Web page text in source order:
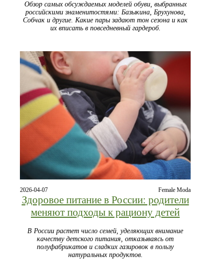
Обзор самых обсуждаемых моделей обуви, выбранных
российскими знаменитостями: Базыкина, Брухунова,
Собчак и другие. Какие пары задают тон сезона и как
их вписать в повседневный гардероб.
2026-04-07 Female Moda
Здоровое питание в России: родители
меняют подходы к рациону детей
В России растет число семей, уделяющих внимание
качеству детского питания, отказываясь от
полуфабрикатов и сладких газировок в пользу
натуральных продуктов.